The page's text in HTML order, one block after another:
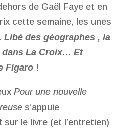
de Gaël Faye et en
cette semaine, les unes
Libé des géographes , la
dans La Croix… Et
Figaro!
Pour une nouvelle
s’appuie
sur le livre (et l’entretien)